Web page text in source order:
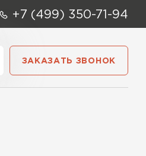
+7 (499) 350-71-94
ЗАКАЗАТЬ ЗВОНОК